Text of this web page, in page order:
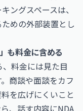
ングスペースは、
めの外部装置とし
も料金に含める
料金には見た目
商談や面談をカフ
を広げにくいこと
、話す内容にNDA